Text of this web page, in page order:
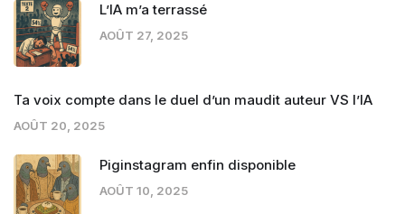
L’IA m’a terrassé
AOÛT 27, 2025
Ta voix compte dans le duel d’un maudit auteur VS l’IA
AOÛT 20, 2025
Piginstagram enfin disponible
AOÛT 10, 2025